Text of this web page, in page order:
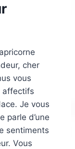
cher
vous
affectifs
Je vous
parle d’une
sentiments
Vous